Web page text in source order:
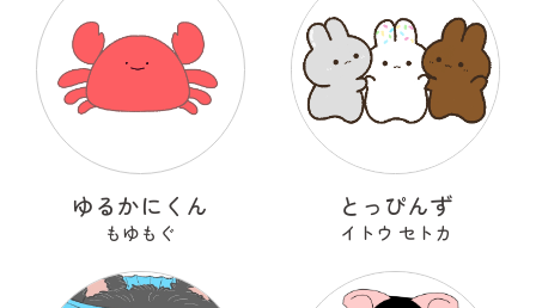
ゆるかにくん
もゆもぐ
とっぴんず
イトウ セトカ